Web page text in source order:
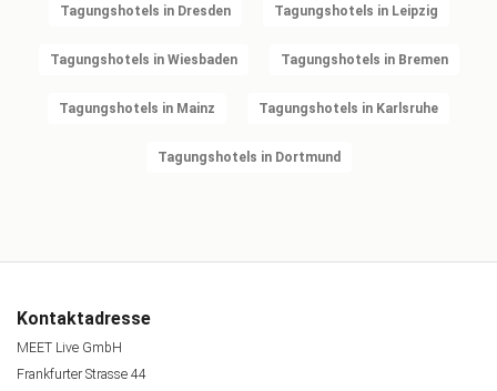
Tagungshotels in Dresden Tagungshotels in Leipzig
Tagungshotels in Wiesbaden Tagungshotels in Bremen
Tagungshotels in Mainz Tagungshotels in Karlsruhe
Tagungshotels in Dortmund
Kontaktadresse
MEET Live GmbH
Frankfurter Strasse 44